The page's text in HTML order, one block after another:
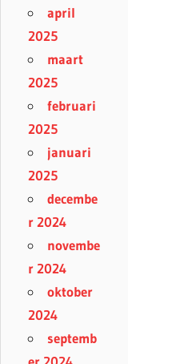
april
2025
maart
2025
februari
2025
januari
2025
decembe
r 2024
novembe
r 2024
oktober
2024
septemb